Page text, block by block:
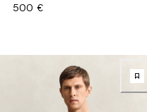
500 €